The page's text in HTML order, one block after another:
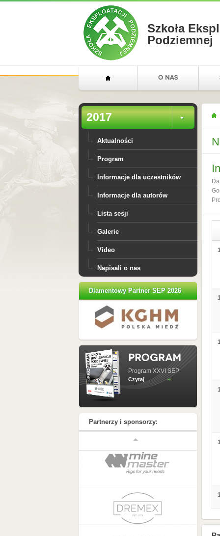
Szkoła
Podziemnej
2017
Aktualności
Program
Informacje dla uczestników
Informacje dla autorów
Lista sesji
Galerie
Video
Napisali o nas
Diamentowy Partner SEP 2026
Program XXVI SEP
Czytaj
Partnerzy i sponsorzy: